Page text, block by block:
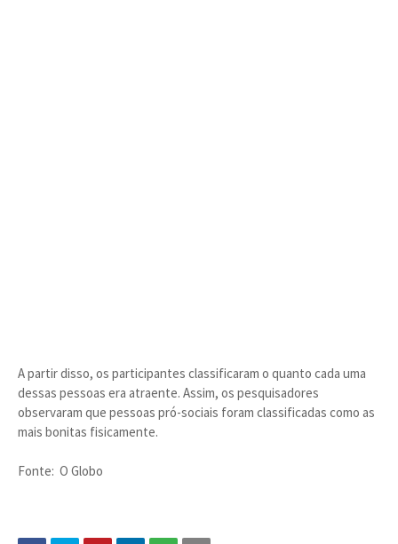
A partir disso, os participantes classificaram o quanto cada uma
dessas pessoas era atraente. Assim, os pesquisadores
observaram que pessoas pró-sociais foram classificadas como as
mais bonitas fisicamente.
Fonte: O Globo